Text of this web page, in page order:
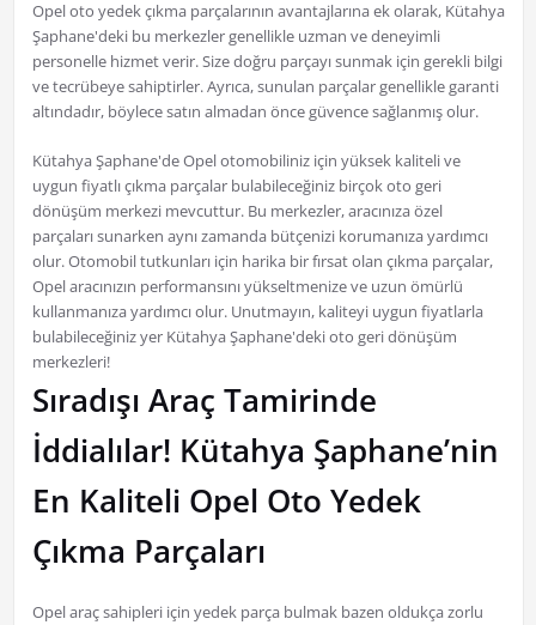
Opel oto yedek çıkma parçalarının avantajlarına ek olarak, Kütahya
Şaphane'deki bu merkezler genellikle uzman ve deneyimli
personelle hizmet verir. Size doğru parçayı sunmak için gerekli bilgi
ve tecrübeye sahiptirler. Ayrıca, sunulan parçalar genellikle garanti
altındadır, böylece satın almadan önce güvence sağlanmış olur.
Kütahya Şaphane'de Opel otomobiliniz için yüksek kaliteli ve
uygun fiyatlı çıkma parçalar bulabileceğiniz birçok oto geri
dönüşüm merkezi mevcuttur. Bu merkezler, aracınıza özel
parçaları sunarken aynı zamanda bütçenizi korumanıza yardımcı
olur. Otomobil tutkunları için harika bir fırsat olan çıkma parçalar,
Opel aracınızın performansını yükseltmenize ve uzun ömürlü
kullanmanıza yardımcı olur. Unutmayın, kaliteyi uygun fiyatlarla
bulabileceğiniz yer Kütahya Şaphane'deki oto geri dönüşüm
merkezleri!
Sıradışı Araç Tamirinde
İddialılar! Kütahya Şaphane’nin
En Kaliteli Opel Oto Yedek
Çıkma Parçaları
Opel araç sahipleri için yedek parça bulmak bazen oldukça zorlu